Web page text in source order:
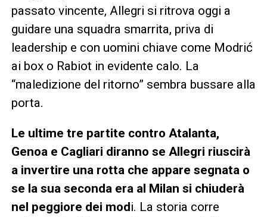
passato vincente, Allegri si ritrova oggi a
guidare una squadra smarrita, priva di
leadership e con uomini chiave come Modrić
ai box o Rabiot in evidente calo. La
“maledizione del ritorno” sembra bussare alla
porta.
Le ultime tre partite contro Atalanta,
Genoa e Cagliari diranno se Allegri riuscirà
a invertire una rotta che appare segnata o
se la sua seconda era al Milan si chiuderà
nel peggiore dei modi. La storia corre